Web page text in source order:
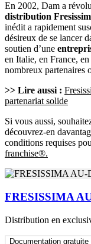
En 2002, Dam a
distribution
inédit a rapidement
désireux de se lancer
soutien d’une
en Italie, en France,
nombreux partenaires
>> Lire aussi :
partenariat solide
Si vous aussi,
découvrez-en
conditions requises
franchise®.
FRESISSIMA
Distribution en
Documentation gratuite